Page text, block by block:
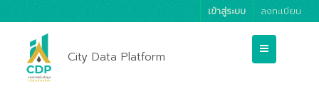
เข้าสู่ระบบ ลงทะเบียน
City Data Platform